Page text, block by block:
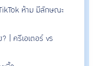
ห้าม มีลักษณะ
| ครีเอเตอร์ vs